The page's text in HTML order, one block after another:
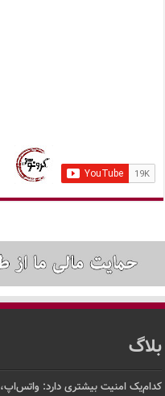
بلاگ
کدام‌یک امنیت بیشتری دارد: واتس‌اپ،